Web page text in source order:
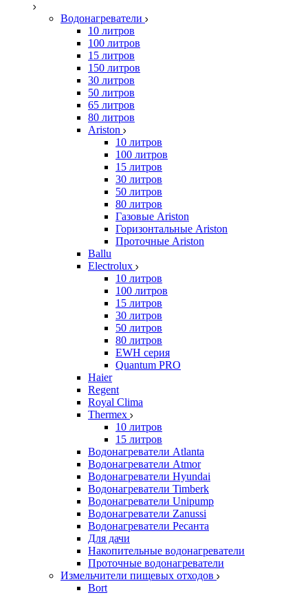
Водонагреватели
10 литров
100 литров
15 литров
150 литров
30 литров
50 литров
65 литров
80 литров
Ariston
10 литров
100 литров
15 литров
30 литров
50 литров
80 литров
Газовые Ariston
Горизонтальные Ariston
Проточные Ariston
Ballu
Electrolux
10 литров
100 литров
15 литров
30 литров
50 литров
80 литров
EWH серия
Quantum PRO
Haier
Regent
Royal Clima
Thermex
10 литров
15 литров
Водонагреватели Atlanta
Водонагреватели Atmor
Водонагреватели Hyundai
Водонагреватели Timberk
Водонагреватели Unipump
Водонагреватели Zanussi
Водонагреватели Ресанта
Для дачи
Накопительные водонагреватели
Проточные водонагреватели
Измельчители пищевых отходов
Bort